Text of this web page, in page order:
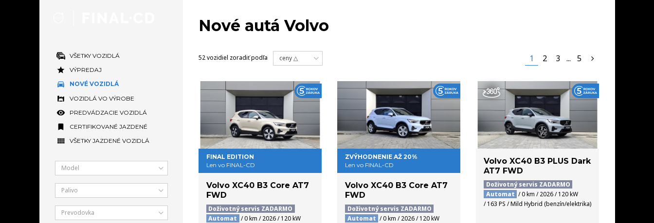
VŠETKY VOZIDLÁ
VÝPREDAJ
NOVÉ VOZIDLÁ
VOZIDLÁ VO VÝROBE
PREDVÁDZACIE VOZIDLÁ
CERTIFIKOVANÉ JAZDENÉ
VŠETKY JAZDENÉ VOZIDLÁ
Model
Palivo
Prevodovka
Nové autá Volvo
52 vozidiel zoradiť podľa ceny △ 1 2 3 ... 5
FINAL EDITION
Len vo FINAL-CD
Volvo XC40 B3 Core AT7
FWD
Doživotný servis ZADARMO
Automat / 0 km / 2026 / 120 kW
ZVÝHODNENIE AŽ 20%
Len vo FINAL-CD
Volvo XC40 B3 Core AT7
FWD
Doživotný servis ZADARMO
Automat / 0 km / 2026 / 120 kW
Volvo XC40 B3 PLUS Dark
AT7 FWD
Doživotný servis ZADARMO
Automat / 0 km / 2026 / 120 kW
/ 163 PS / Mild Hybrid (benzín/elektrika)